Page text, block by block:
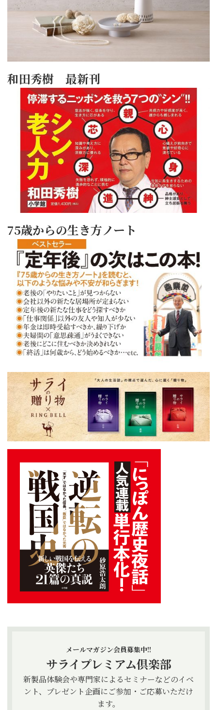
和田秀樹 最新刊
75歳からの生き方ノート
メールマガジン会員募集中!!
サライプレミアム倶楽部
新製品体験会や専門家によるセミナーなどのイベ
ント、プレゼント企画にご参加・ご応募いただけ
ます。